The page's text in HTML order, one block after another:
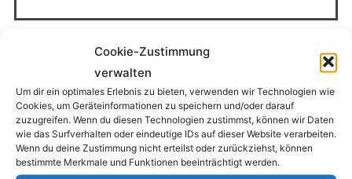
Cookie-Zustimmung
verwalten
Um dir ein optimales Erlebnis zu bieten, verwenden wir Technologien wie
Cookies, um Geräteinformationen zu speichern und/oder darauf
zuzugreifen. Wenn du diesen Technologien zustimmst, können wir Daten
wie das Surfverhalten oder eindeutige IDs auf dieser Website verarbeiten.
Wenn du deine Zustimmung nicht erteilst oder zurückziehst, können
bestimmte Merkmale und Funktionen beeinträchtigt werden.
BUSHCRAFT UND SURVIVAL FREUNDE
SAUERLAND
Uwe Diedenhoven
Papestraße 38